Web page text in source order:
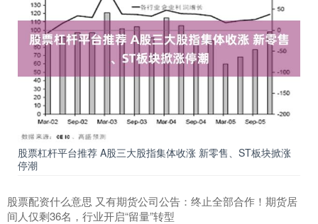
股票杠杆平台推荐 A股三大股指集体收涨 新零售、ST板块掀涨
停潮
股票配资什么意思 又有期货公司公告：终止全部合作！期货居
间人仅剩36名，行业开启“留量”转型